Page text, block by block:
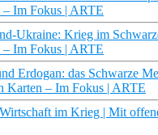
– Im Fokus | ARTE
Ukraine: Krieg im
– Im Fokus | ARTE
Erdogan: das Schwarze
Karten – Im Fokus | ARTE
im Krieg | Mit